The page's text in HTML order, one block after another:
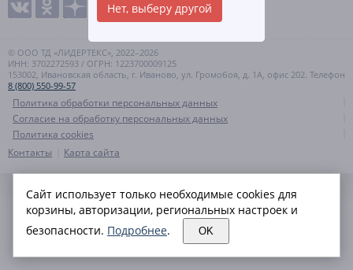
Нет, выберу другой
© ООО ТД «ЛИДЕРТЕКС», 2022–2026
ИНН: 3702272593 / ОГРН: 1223700009125
153002, Ивановская область, г. Иваново, ул. Громобоя, д. 1А, офис 202. Телефон
8 (800) 550-99-57
Политика обработки персональных данных
Согласие на обработку персональных данных
Политика cookies
Контакты
Карта сайта
Сайт использует только необходимые cookies для
корзины, авторизации, региональных настроек и
безопасности. Подробнее. OK